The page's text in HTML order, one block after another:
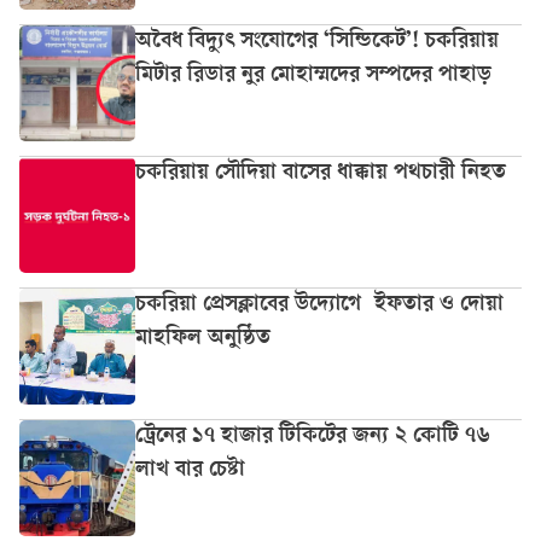
অবৈধ বিদ্যুৎ সংযোগের ‘সিন্ডিকেট’! চকরিয়ায়
মিটার রিডার নুর মোহাম্মদের সম্পদের পাহাড়
চকরিয়ায় সৌদিয়া বাসের ধাক্কায় পথচারী নিহত
চকরিয়া প্রেসক্লাবের উদ্যোগে ইফতার ও দোয়া
মাহফিল অনুষ্ঠিত
ট্রেনের ১৭ হাজার টিকিটের জন্য ২ কোটি ৭৬
লাখ বার চেষ্টা